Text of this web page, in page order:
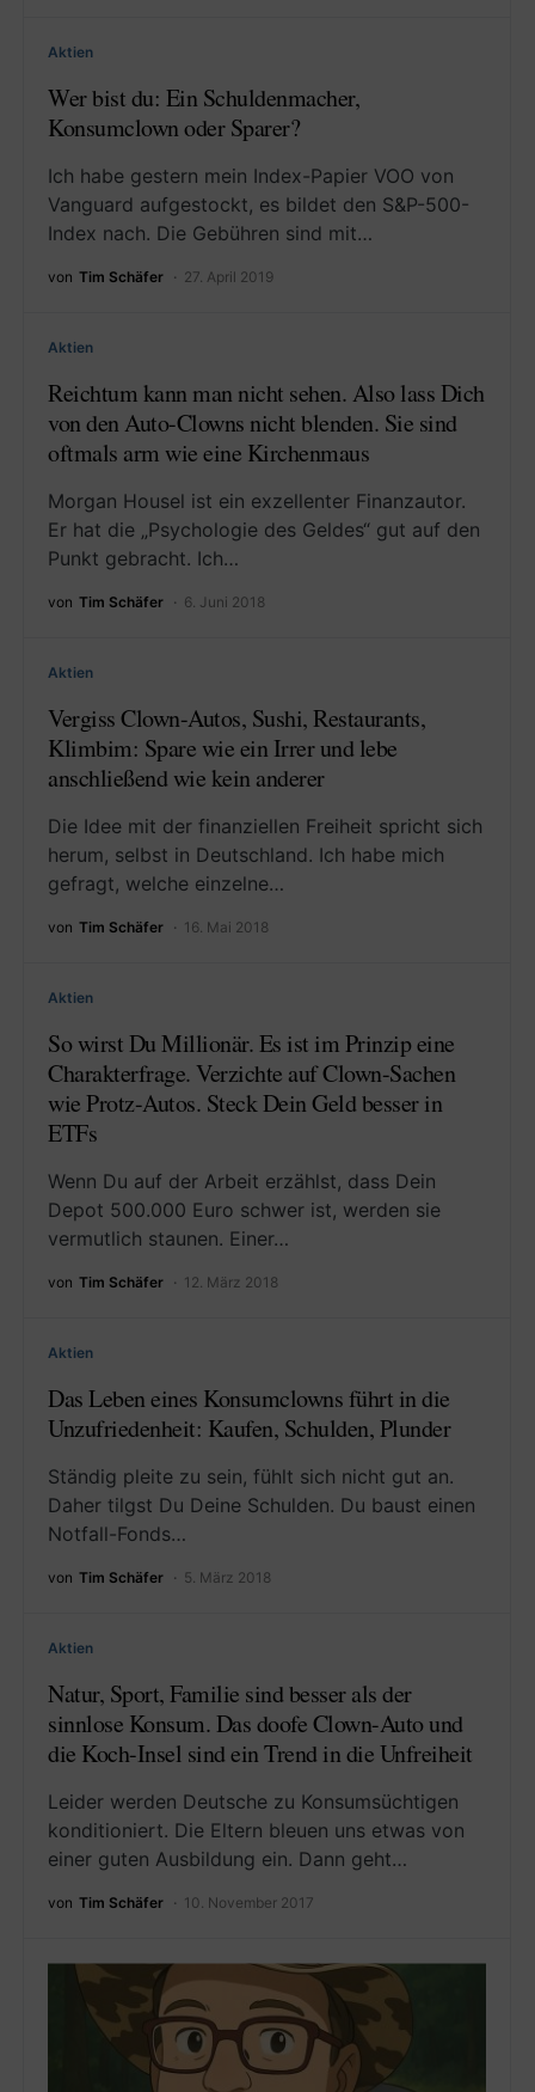
Aktien
Wer bist du: Ein Schuldenmacher,
Konsumclown oder Sparer?
Ich habe gestern mein Index-Papier VOO von
Vanguard aufgestockt, es bildet den S&P-500-
Index nach. Die Gebühren sind mit…
von Tim Schäfer 27. April 2019
Aktien
Reichtum kann man nicht sehen. Also lass Dich
von den Auto-Clowns nicht blenden. Sie sind
oftmals arm wie eine Kirchenmaus
Morgan Housel ist ein exzellenter Finanzautor.
Er hat die „Psychologie des Geldes“ gut auf den
Punkt gebracht. Ich…
von Tim Schäfer 6. Juni 2018
Aktien
Vergiss Clown-Autos, Sushi, Restaurants,
Klimbim: Spare wie ein Irrer und lebe
anschließend wie kein anderer
Die Idee mit der finanziellen Freiheit spricht sich
herum, selbst in Deutschland. Ich habe mich
gefragt, welche einzelne…
von Tim Schäfer 16. Mai 2018
Aktien
So wirst Du Millionär. Es ist im Prinzip eine
Charakterfrage. Verzichte auf Clown-Sachen
wie Protz-Autos. Steck Dein Geld besser in
ETFs
Wenn Du auf der Arbeit erzählst, dass Dein
Depot 500.000 Euro schwer ist, werden sie
vermutlich staunen. Einer…
von Tim Schäfer 12. März 2018
Aktien
Das Leben eines Konsumclowns führt in die
Unzufriedenheit: Kaufen, Schulden, Plunder
Ständig pleite zu sein, fühlt sich nicht gut an.
Daher tilgst Du Deine Schulden. Du baust einen
Notfall-Fonds…
von Tim Schäfer 5. März 2018
Aktien
Natur, Sport, Familie sind besser als der
sinnlose Konsum. Das doofe Clown-Auto und
die Koch-Insel sind ein Trend in die Unfreiheit
Leider werden Deutsche zu Konsumsüchtigen
konditioniert. Die Eltern bleuen uns etwas von
einer guten Ausbildung ein. Dann geht…
von Tim Schäfer 10. November 2017